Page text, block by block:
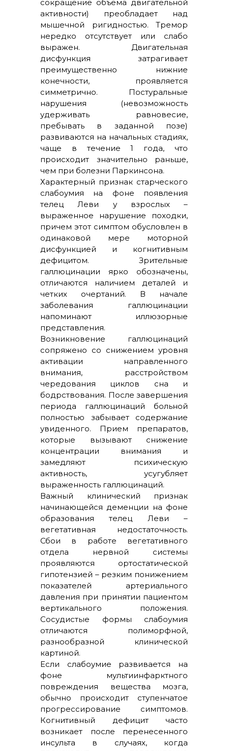
сокращение объема двигательной
активности) преобладает над
мышечной ригидностью. Тремор
нередко отсутствует или слабо
выражен. Двигательная
дисфункция затрагивает
преимущественно нижние
конечности, проявляется
симметрично. Постуральные
нарушения (невозможность
удерживать равновесие,
пребывать в заданной позе)
развиваются на начальных стадиях,
чаще в течение 1 года, что
происходит значительно раньше,
чем при болезни Паркинсона.
Характерный признак старческого
слабоумия на фоне появления
телец Леви у взрослых –
выраженное нарушение походки,
причем этот симптом обусловлен в
одинаковой мере моторной
дисфункцией и когнитивным
дефицитом. Зрительные
галлюцинации ярко обозначены,
отличаются наличием деталей и
четких очертаний. В начале
заболевания галлюцинации
напоминают иллюзорные
представления.
Возникновение галлюцинаций
сопряжено со снижением уровня
активации направленного
внимания, расстройством
чередования циклов сна и
бодрствования. После завершения
периода галлюцинаций больной
полностью забывает содержание
увиденного. Прием препаратов,
которые вызывают снижение
концентрации внимания и
замедляют психическую
активность, усугубляет
выраженность галлюцинаций.
Важный клинический признак
начинающейся деменции на фоне
образования телец Леви –
вегетативная недостаточность.
Сбои в работе вегетативного
отдела нервной системы
проявляются ортостатической
гипотензией – резким понижением
показателей артериального
давления при принятии пациентом
вертикального положения.
Сосудистые формы слабоумия
отличаются полиморфной,
разнообразной клинической
картиной.
Если слабоумие развивается на
фоне мультиинфарктного
повреждения вещества мозга,
обычно происходит ступенчатое
прогрессирование симптомов.
Когнитивный дефицит часто
возникает после перенесенного
инсульта в случаях, когда